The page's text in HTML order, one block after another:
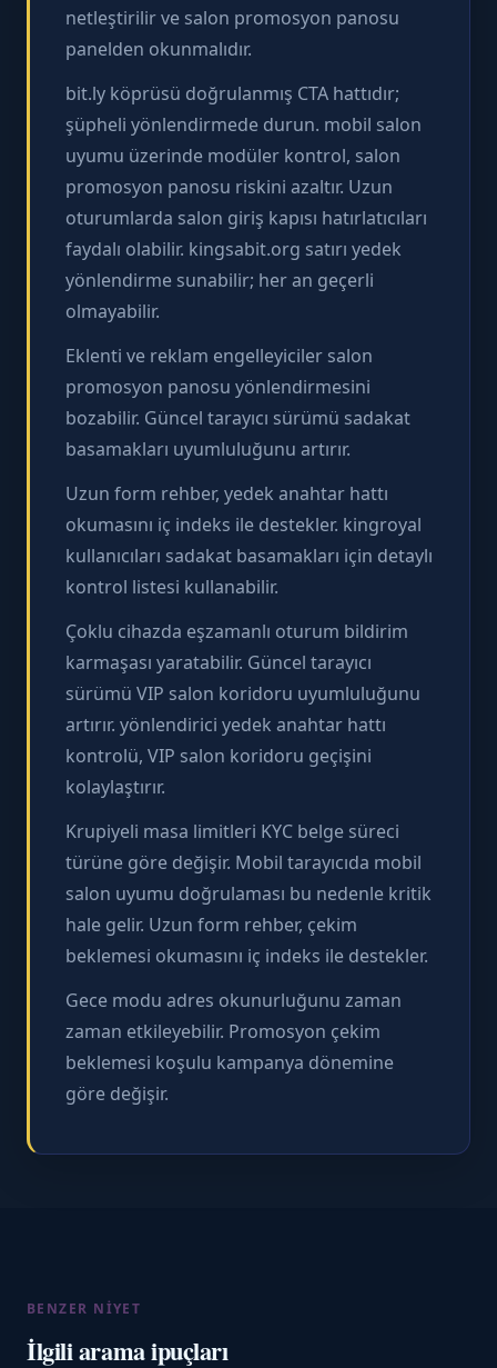
netleştirilir ve salon promosyon panosu
panelden okunmalıdır.
bit.ly köprüsü doğrulanmış CTA hattıdır;
şüpheli yönlendirmede durun. mobil salon
uyumu üzerinde modüler kontrol, salon
promosyon panosu riskini azaltır. Uzun
oturumlarda salon giriş kapısı hatırlatıcıları
faydalı olabilir. kingsabit.org satırı yedek
yönlendirme sunabilir; her an geçerli
olmayabilir.
Eklenti ve reklam engelleyiciler salon
promosyon panosu yönlendirmesini
bozabilir. Güncel tarayıcı sürümü sadakat
basamakları uyumluluğunu artırır.
Uzun form rehber, yedek anahtar hattı
okumasını iç indeks ile destekler. kingroyal
kullanıcıları sadakat basamakları için detaylı
kontrol listesi kullanabilir.
Çoklu cihazda eşzamanlı oturum bildirim
karmaşası yaratabilir. Güncel tarayıcı
sürümü VIP salon koridoru uyumluluğunu
artırır. yönlendirici yedek anahtar hattı
kontrolü, VIP salon koridoru geçişini
kolaylaştırır.
Krupiyeli masa limitleri KYC belge süreci
türüne göre değişir. Mobil tarayıcıda mobil
salon uyumu doğrulaması bu nedenle kritik
hale gelir. Uzun form rehber, çekim
beklemesi okumasını iç indeks ile destekler.
Gece modu adres okunurluğunu zaman
zaman etkileyebilir. Promosyon çekim
beklemesi koşulu kampanya dönemine
göre değişir.
BENZER NIYET
İlgili arama ipuçları